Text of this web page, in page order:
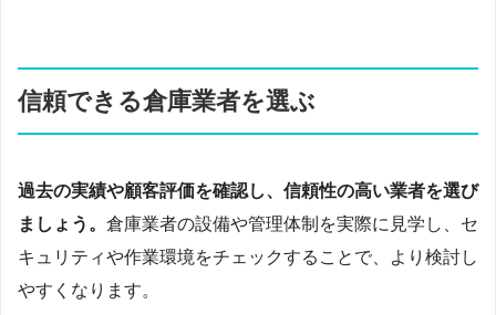
信頼できる倉庫業者を選ぶ
過去の実績や顧客評価を確認し、信頼性の高い業者を選び
ましょう。 倉庫業者の設備や管理体制を実際に見学し、セ
キュリティや作業環境をチェックすることで、より検討し
やすくなります。